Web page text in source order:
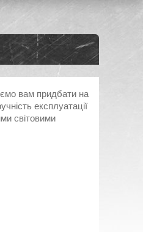
вам придбати на
експлуатації
світовими